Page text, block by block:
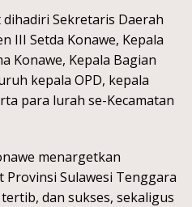
Sekretaris Daerah
III Setda Konawe, Kepala
Konawe, Kepala Bagian
kepala OPD, kepala
para lurah se-Kecamatan
menargetkan
Sulawesi Tenggara
dan sukses, sekaligus